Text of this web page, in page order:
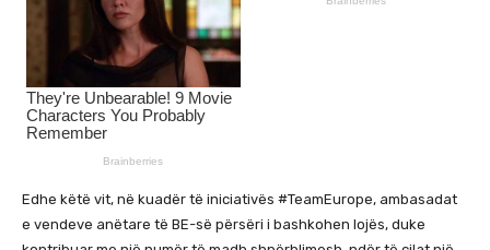
Edhe këtë vit, në kuadër të iniciativës #TeamEurope, ambasadat
e vendeve anëtare të BE-së përsëri i bashkohen lojës, duke